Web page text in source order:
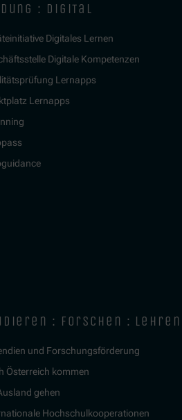
: digital
Digitales Lernen
Digitale Kompetenzen
Lernapps
Lernapps
: forschen : lehren
und Forschungsförderung
Österreich kommen
gehen
Hochschulkooperationen